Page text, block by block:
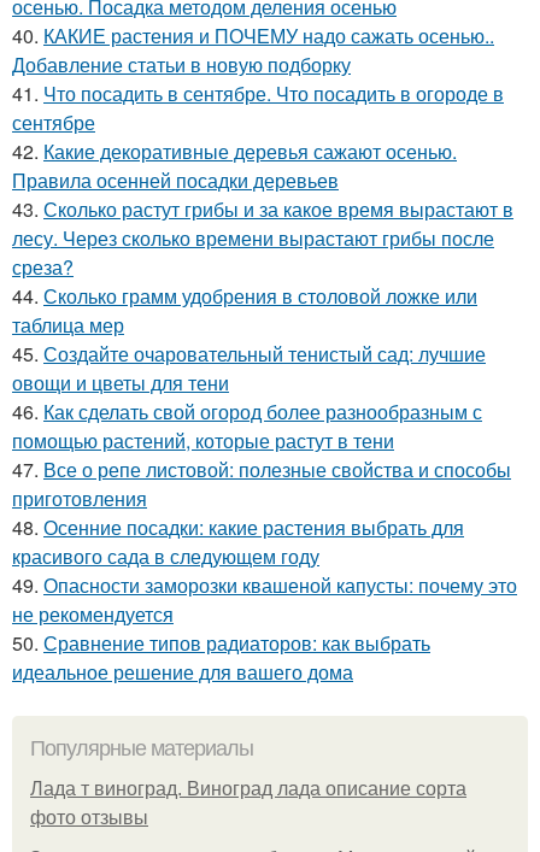
осенью. Посадка методом деления осенью
40. КАКИЕ растения и ПОЧЕМУ надо сажать осенью..
Добавление статьи в новую подборку
41. Что посадить в сентябре. Что посадить в огороде в
сентябре
42. Какие декоративные деревья сажают осенью.
Правила осенней посадки деревьев
43. Сколько растут грибы и за какое время вырастают в
лесу. Через сколько времени вырастают грибы после
среза?
44. Сколько грамм удобрения в столовой ложке или
таблица мер
45. Создайте очаровательный тенистый сад: лучшие
овощи и цветы для тени
46. Как сделать свой огород более разнообразным с
помощью растений, которые растут в тени
47. Все о репе листовой: полезные свойства и способы
приготовления
48. Осенние посадки: какие растения выбрать для
красивого сада в следующем году
49. Опасности заморозки квашеной капусты: почему это
не рекомендуется
50. Сравнение типов радиаторов: как выбрать
идеальное решение для вашего дома
Популярные материалы
Лада т виноград. Виноград лада описание сорта
фото отзывы